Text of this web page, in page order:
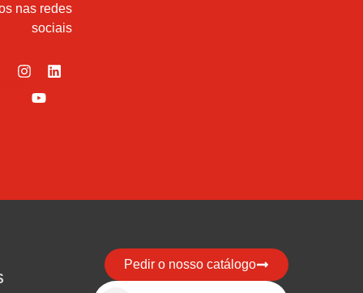
nas redes
sociais
Pedir o nosso catálogo